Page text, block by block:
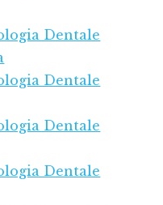
Dentale
Dentale
Dentale
Dentale